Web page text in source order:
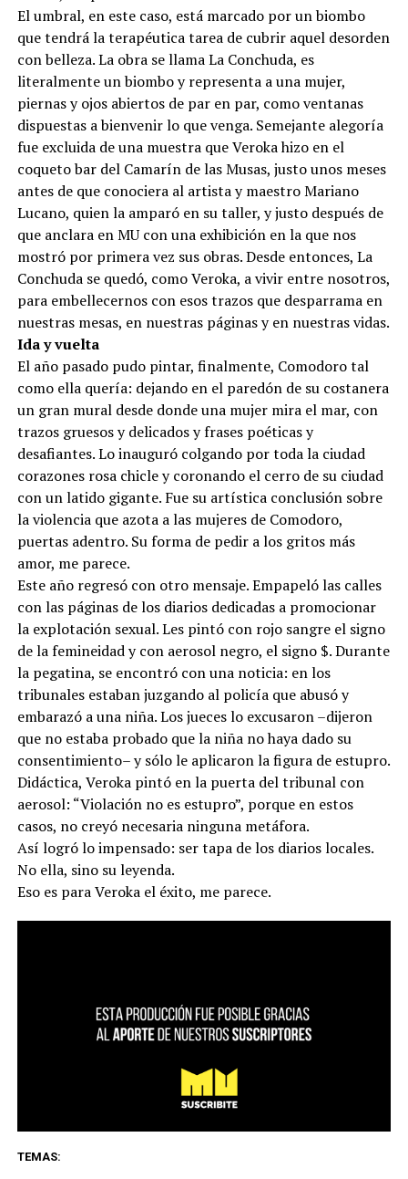
El umbral, en este caso, está marcado por un biombo
que tendrá la terapéutica tarea de cubrir aquel desorden
con belleza. La obra se llama La Conchuda, es
literalmente un biombo y representa a una mujer,
piernas y ojos abiertos de par en par, como ventanas
dispuestas a bienvenir lo que venga. Semejante alegoría
fue excluida de una muestra que Veroka hizo en el
coqueto bar del Camarín de las Musas, justo unos meses
antes de que conociera al artista y maestro Mariano
Lucano, quien la amparó en su taller, y justo después de
que anclara en MU con una exhibición en la que nos
mostró por primera vez sus obras. Desde entonces, La
Conchuda se quedó, como Veroka, a vivir entre nosotros,
para embellecernos con esos trazos que desparrama en
nuestras mesas, en nuestras páginas y en nuestras vidas.
Ida y vuelta
El año pasado pudo pintar, finalmente, Comodoro tal
como ella quería: dejando en el paredón de su costanera
un gran mural desde donde una mujer mira el mar, con
trazos gruesos y delicados y frases poéticas y
desafiantes. Lo inauguró colgando por toda la ciudad
corazones rosa chicle y coronando el cerro de su ciudad
con un latido gigante. Fue su artística conclusión sobre
la violencia que azota a las mujeres de Comodoro,
puertas adentro. Su forma de pedir a los gritos más
amor, me parece.
Este año regresó con otro mensaje. Empapeló las calles
con las páginas de los diarios dedicadas a promocionar
la explotación sexual. Les pintó con rojo sangre el signo
de la femineidad y con aerosol negro, el signo $. Durante
la pegatina, se encontró con una noticia: en los
tribunales estaban juzgando al policía que abusó y
embarazó a una niña. Los jueces lo excusaron –dijeron
que no estaba probado que la niña no haya dado su
consentimiento– y sólo le aplicaron la figura de estupro.
Didáctica, Veroka pintó en la puerta del tribunal con
aerosol: “Violación no es estupro”, porque en estos
casos, no creyó necesaria ninguna metáfora.
Así logró lo impensado: ser tapa de los diarios locales.
No ella, sino su leyenda.
Eso es para Veroka el éxito, me parece.
TEMAS: